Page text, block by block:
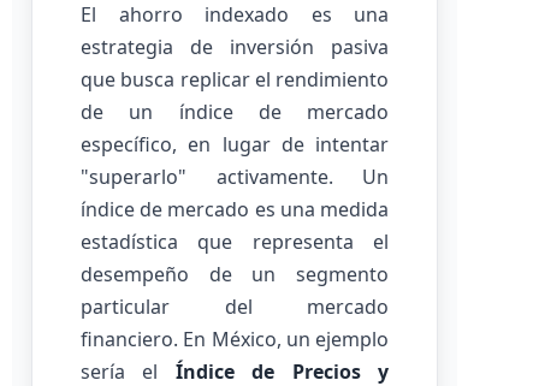
El ahorro indexado es una
estrategia de inversión pasiva
que busca replicar el rendimiento
de un índice de mercado
específico, en lugar de intentar
"superarlo" activamente. Un
índice de mercado es una medida
estadística que representa el
desempeño de un segmento
particular del mercado
financiero. En México, un ejemplo
sería el Índice de Precios y